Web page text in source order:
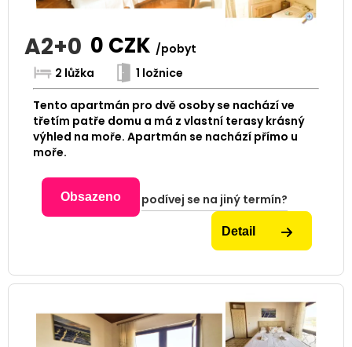
A2+0 0 CZK /pobyt
2 lůžka
1 ložnice
Tento apartmán pro dvě osoby se nachází ve
třetím patře domu a má z vlastní terasy krásný
výhled na moře. Apartmán se nachází přímo u
moře.
Obsazeno podívej se na jiný termín?
Detail